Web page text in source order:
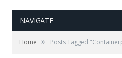
NAVIGATE
Home » Posts Tagged